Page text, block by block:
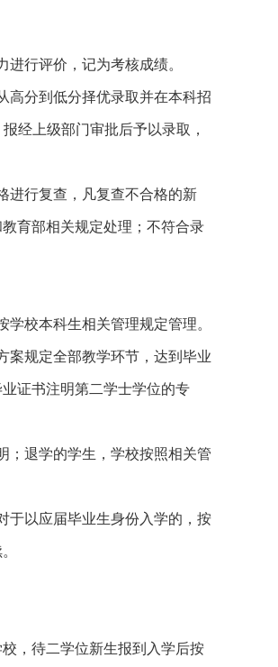
行评价，记为考核成绩。
高分到低分择优录取并在本科招
经上级部门审批后予以录取，
进行复查，凡复查不合格的新
育部相关规定处理；不符合录
校本科生相关管理规定管理。
案规定全部教学环节，达到毕业
证书注明第二学士学位的专
；退学的学生，学校按照相关管
于以应届毕业生身份入学的，按
，待二学位新生报到入学后按